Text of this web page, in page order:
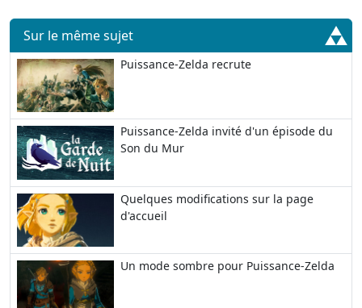
Sur le même sujet
Puissance-Zelda recrute
Puissance-Zelda invité d'un épisode du
Son du Mur
Quelques modifications sur la page
d'accueil
Un mode sombre pour Puissance-Zelda